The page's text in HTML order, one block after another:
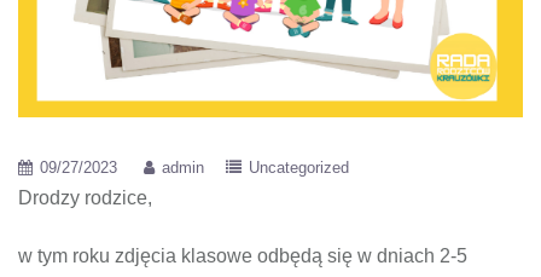
09/27/2023 admin Uncategorized
Drodzy rodzice,
w tym roku zdjęcia klasowe odbędą się w dniach 2-5